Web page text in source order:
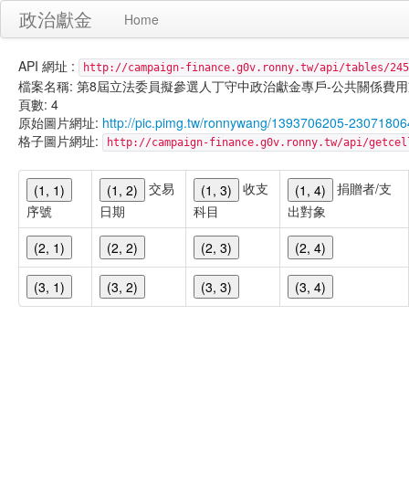
政治獻金 Home
API 網址 : http://campaign-finance.g0v.ronny.tw/api/tables/
檔案名稱: 第8屆立法委員擬參選人丁守中政治獻金專戶-公共關係費
頁數: 4
原始圖片網址: http://pic.pimg.tw/ronnywang/1393706205-
格子圖片網址:
http://campaign-finance.g0v.ronny.tw/api/
(1, 1)
序號
(1, 2)
交易
日期
(1, 3)
收支
科目
(1, 4)
捐贈者/支
出對象
(2, 1)
(2, 2) (2, 3) (2, 4)
(3, 1) (3, 2) (3, 3) (3, 4)